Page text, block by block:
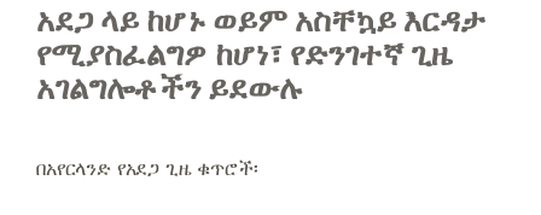
አደጋ ላይ ከሆኑ ወይም አስቸኳይ እርዳታ
የሚያስፈልግዎ ከሆነ፣ የድንገተኛ ጊዜ
አገልግሎቶችን ይደውሉ
በአየርላንድ የአደጋ ጊዜ ቁጥሮች፡